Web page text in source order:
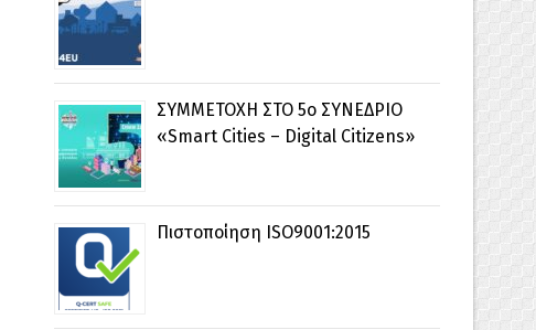
ΣΥΜΜΕΤΟΧΗ ΣΤΟ 5ο ΣΥΝΕΔΡΙΟ
«Smart Cities – Digital Citizens»
Πιστοποίηση ISO9001:2015